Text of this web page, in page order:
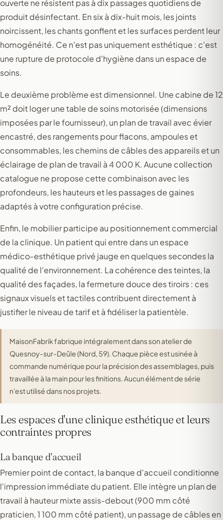
ouverte ne résistent pas à dix passages quotidiens de
produit désinfectant. En six à dix-huit mois, les joints
noircissent, les chants gonflent et les surfaces perdent leur
homogénéité. Ce n'est pas uniquement esthétique : c'est
une rupture de protocole d'hygiène dans un espace de
soins.
Le deuxième problème est dimensionnel. Une cabine de 12
m² doit loger une table de soins motorisée (dimensions
imposées par le fournisseur), un plan de travail avec évier
encastré, des rangements pour flacons, ampoules et
consommables, les chemins de câbles des appareils et un
éclairage de plan de travail à 4 000 K. Aucune collection
catalogue ne propose cette combinaison avec les
profondeurs, les hauteurs et les passages de gaines
adaptés à votre configuration précise.
Enfin, le mobilier participe au positionnement commercial
de la clinique. Un patient qui entre dans un espace
médico-esthétique privé jauge en quelques secondes la
qualité de l'environnement. La cohérence des teintes, la
qualité des façades, la fermeture douce des tiroirs : ces
signaux visuels et tactiles contribuent directement à
justifier le niveau de tarif et à fidéliser la patientèle.
MaisonFabrik fabrique intégralement dans son atelier de
Quesnoy-sur-Deûle (Nord, 59). Chaque pièce est usinée à
commande numérique pour la précision des assemblages, puis
travaillée à la main pour les finitions. Aucun élément de série
n'est utilisé dans nos projets.
Les espaces d'une clinique esthétique et leurs
contraintes propres
La banque d'accueil
Premier point de contact, la banque d'accueil conditionne
l'impression immédiate du patient. Elle intègre un plan de
travail à hauteur mixte assis-debout (900 mm côté
praticien, 1 100 mm côté patient), un passage de câbles en